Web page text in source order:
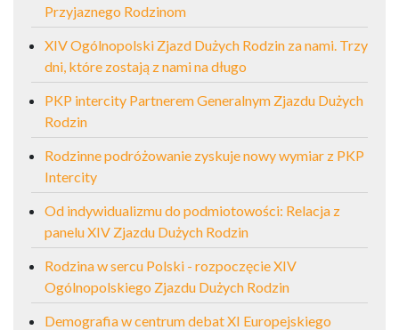
Przyjaznego Rodzinom
XIV Ogólnopolski Zjazd Dużych Rodzin za nami. Trzy
dni, które zostają z nami na długo
PKP intercity Partnerem Generalnym Zjazdu Dużych
Rodzin
Rodzinne podróżowanie zyskuje nowy wymiar z PKP
Intercity
Od indywidualizmu do podmiotowości: Relacja z
panelu XIV Zjazdu Dużych Rodzin
Rodzina w sercu Polski - rozpoczęcie XIV
Ogólnopolskiego Zjazdu Dużych Rodzin
Demografia w centrum debat XI Europejskiego